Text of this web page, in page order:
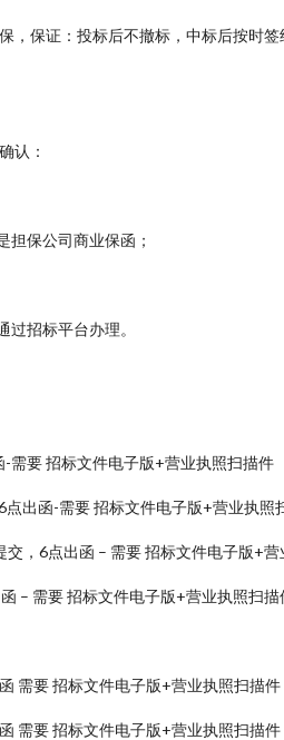
，保证：投标后不撤标，中标后按时
认：
担保公司商业保函；
招标平台办理。
需要 招标文件电子版+营业执照扫描件
出函-需要 招标文件电子版+营业执照
，6点出函 – 需要 招标文件电子版+
– 需要 招标文件电子版+营业执照扫
需要 招标文件电子版+营业执照扫描件
需要 招标文件电子版+营业执照扫描件